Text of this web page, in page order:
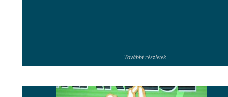
További részletek